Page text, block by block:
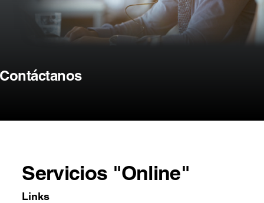
Contáctanos
Servicios "Online"
Links